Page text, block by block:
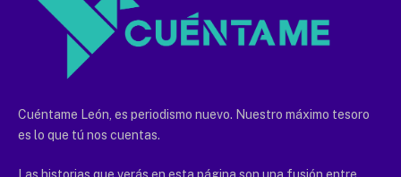
Cuéntame León, es periodismo nuevo. Nuestro máximo tesoro
es lo que tú nos cuentas.